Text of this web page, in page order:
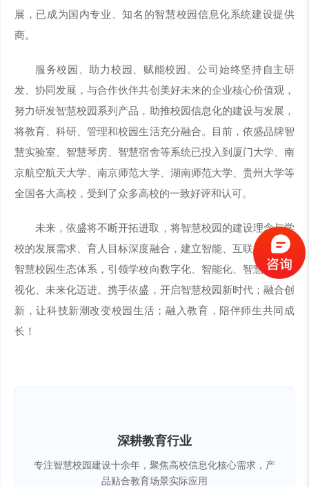
展，已成为国内专业、知名的智慧校园信息化系统建设提供
商。
服务校园、助力校园、赋能校园。公司始终坚持自主研
发、协同发展，与合作伙伴共创美好未来的企业核心价值观，
努力研发智慧校园系列产品，助推校园信息化的建设与发展，
将教育、科研、管理和校园生活充分融合。目前，依盛品牌智
慧实验室、智慧琴房、智慧宿舍等系统已投入到厦门大学、南
京航空航天大学、南京师范大学、湖南师范大学、贵州大学等
全国各大高校，受到了众多高校的一致好评和认可。
未来，依盛将不断开拓进取，将智慧校园的建设理念与学
校的发展需求、育人目标深度融合，建立智能、互联、共享的
智慧校园生态体系，引领学校向数字化、智能化、智慧化、可
视化、未来化迈进。携手依盛，开启智慧校园新时代；融合创
新，让科技新潮改变校园生活；融入教育，陪伴师生共同成
长！
深耕教育行业
专注智慧校园建设十余年，聚焦高校信息化核心需求，产
品贴合教育场景实际应用